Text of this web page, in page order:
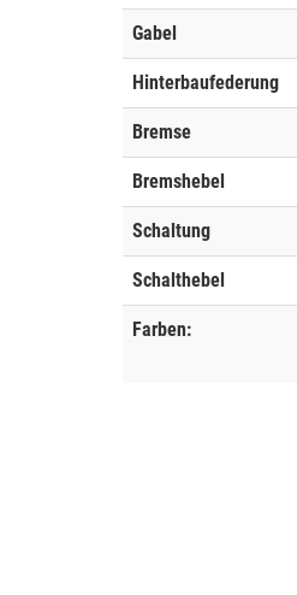
Gabel
Hinterbaufederung
Bremse
Bremshebel
Schaltung
Schalthebel
Farben: